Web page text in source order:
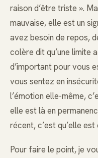
raison d’être triste ».
mauvaise, elle est un
avez besoin de repos,
colère dit qu’une limite
d’important pour vous
vous sentez en
l’émotion elle-même,
elle est là en
récent, c’est qu’elle
Pour faire le point, je